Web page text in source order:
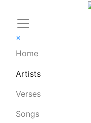
×
Home
Artists
Verses
Songs